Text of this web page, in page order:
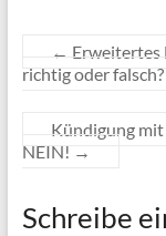
← Erweitertes
richtig oder falsch?
Kündigung
NEIN! →
Schreibe